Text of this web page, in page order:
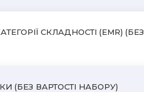
СКЛАДНОСТІ (EMR) (БЕЗ
(БЕЗ ВАРТОСТІ НАБОРУ)